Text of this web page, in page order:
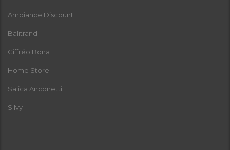
Ambiance Discount
Balitrand
Ciffréo Bona
Home Store
Salica Anconetti
Silvy